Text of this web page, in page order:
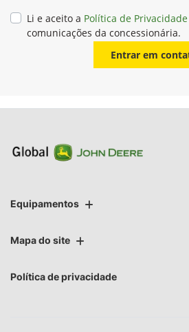
Li e aceito a Política de Privacidade
comunicações da concessionária.
Entrar em
Equipamentos
Mapa do site
Política de privacidade